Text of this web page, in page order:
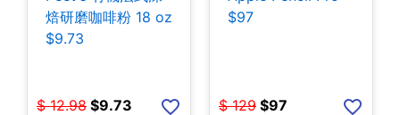
焙研磨咖啡粉 18 oz
$9.73
$ 12.98 $9.73
$97
$ 129 $97